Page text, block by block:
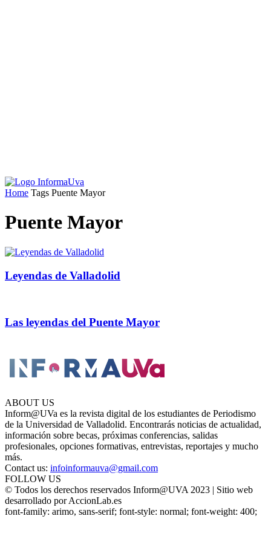
Home Tags Puente Mayor
Puente Mayor
Leyendas de Valladolid
Las leyendas del Puente Mayor
ABOUT US
Inform@UVa es la revista digital de los estudiantes de Periodismo
de la Universidad de Valladolid. Encontrarás noticias de actualidad,
información sobre becas, próximas conferencias, salidas
profesionales, opciones formativas, entrevistas, reportajes y mucho
más.
Contact us: infoinformauva@gmail.com
FOLLOW US
© Todos los derechos reservados Inform@UVA 2023 | Sitio web
desarrollado por AccionLab.es
font-family: arimo, sans-serif; font-style: normal; font-weight: 400;